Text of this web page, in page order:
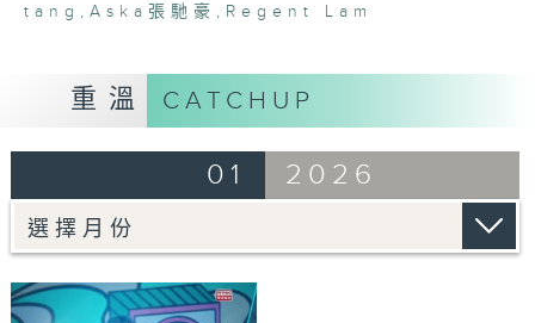
tang ,Aska張馳豪 , Regent Lam
重溫 CATCHUP
01 2026